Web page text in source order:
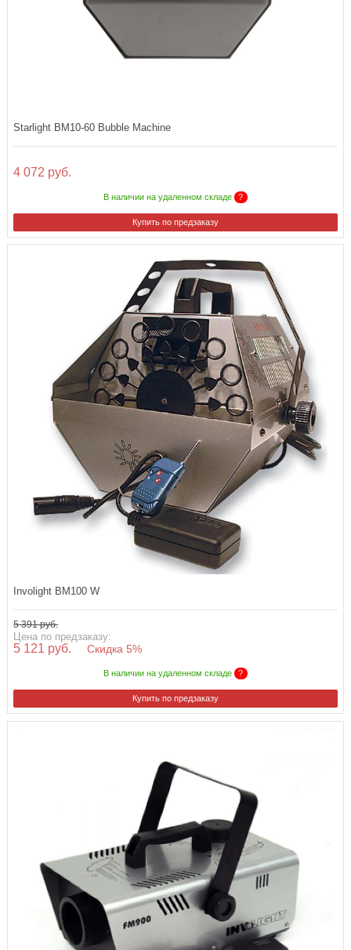
Starlight BM10-60 Bubble Machine
4 072 руб.
В наличии на удаленном складе ?
Купить по предзаказу
Involight BM100 W
5 391 руб.
Цена по предзаказу:
5 121 руб. Скидка 5%
В наличии на удаленном складе ?
Купить по предзаказу